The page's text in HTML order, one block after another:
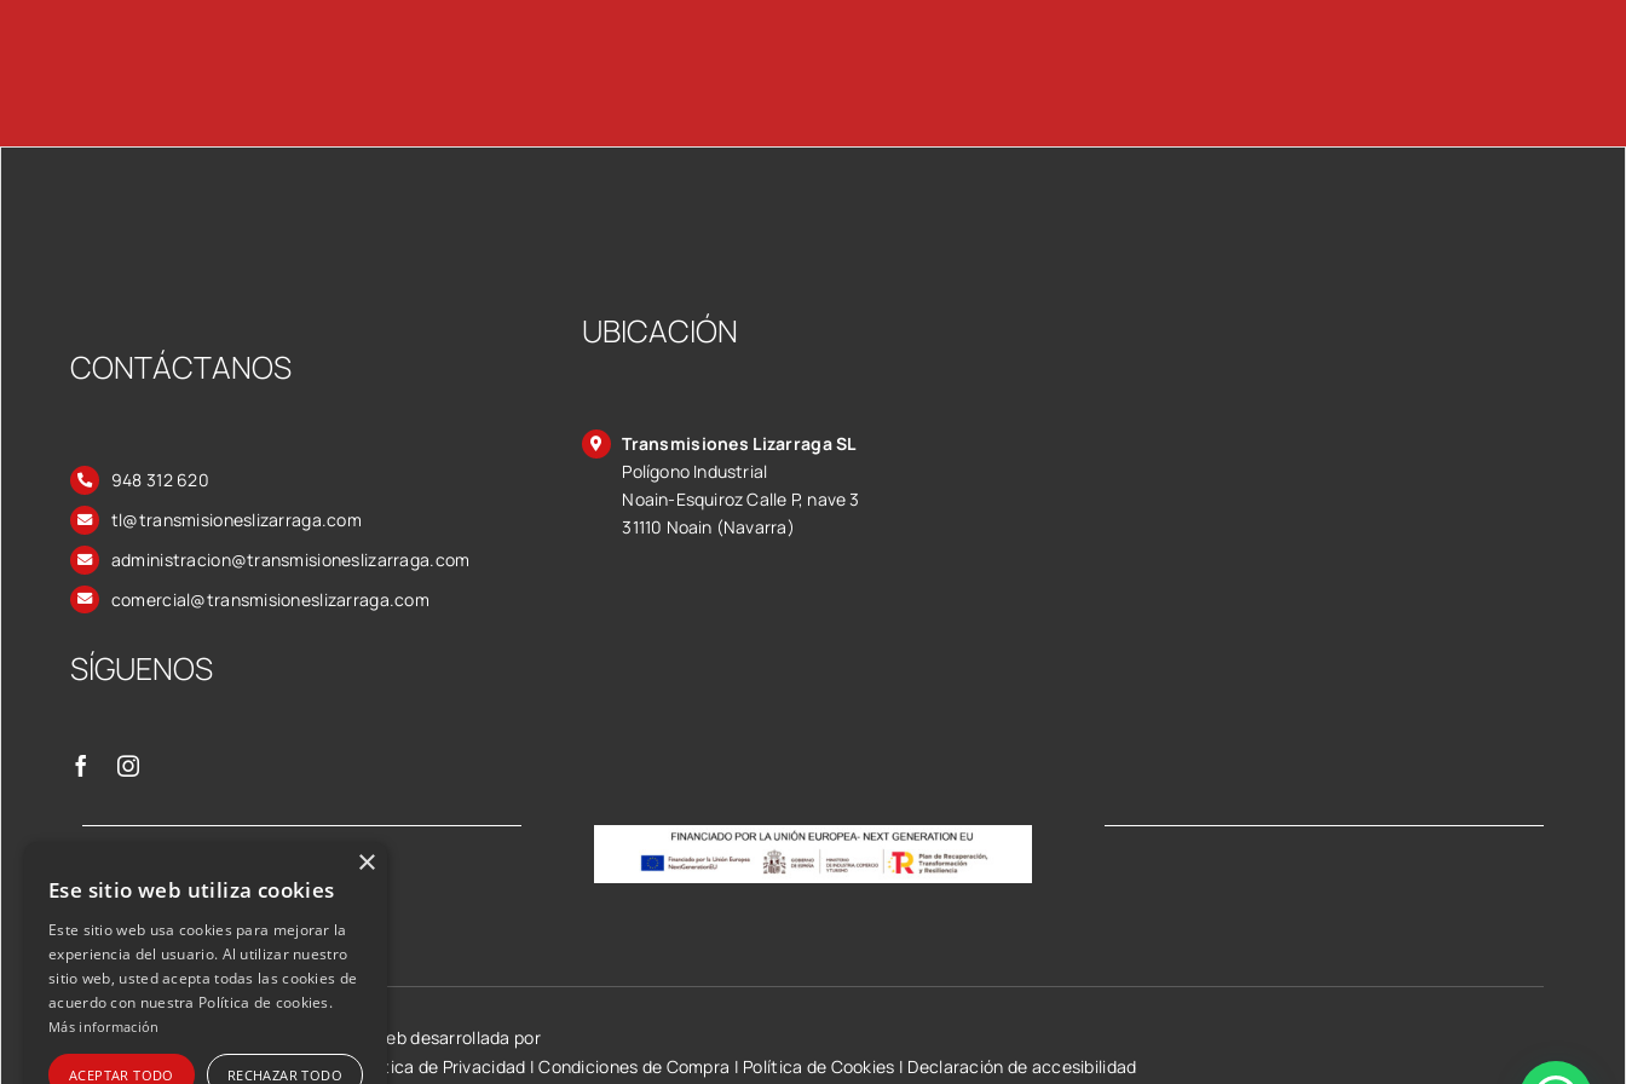
CONTÁCTANOS
948 312 620
tl@transmisioneslizarraga.com
administracion@transmisioneslizarraga.com
comercial@transmisioneslizarraga.com
SÍGUENOS
UBICACIÓN
Transmisiones Lizarraga SL
Polígono Industrial
Noain-Esquiroz Calle P, nave 3
31110 Noain (Navarra)
©2026 Transmisiones Lizarraga SL | Web desarrollada por
Aviso Legal y condiciones de uso |Política de Privacidad |Condiciones de Compra | Política de Cookies | Declaración de accesibilidad
×
Ese sitio web utiliza cookies
Este sitio web usa cookies para mejorar la
experiencia del usuario. Al utilizar nuestro
sitio web, usted acepta todas las cookies de
acuerdo con nuestra Política de cookies.
Más información
ACEPTAR TODO RECHAZAR TODO